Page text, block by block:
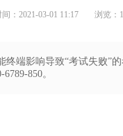
：2021-03-01 11:17 浏览：
终端影响导致“考试失败”
850。